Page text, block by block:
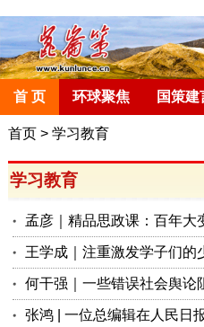
首 页 环球聚焦 国策建
首页> 学习教育
学习教育
孟彦｜精品思政课：百年大
王学成｜注重激发学子们的
何干强｜一些错误社会舆论
张鸿 | 一位总编辑在人民日